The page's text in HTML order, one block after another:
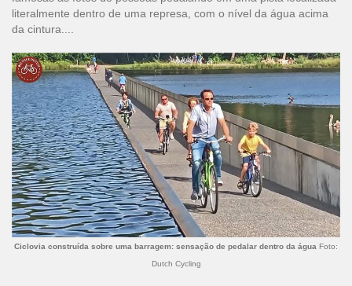
literalmente dentro de uma represa, com o nível da água acima
da cintura....
Ciclovia construída sobre uma barragem: sensação de pedalar dentro da água Foto:
Dutch Cycling